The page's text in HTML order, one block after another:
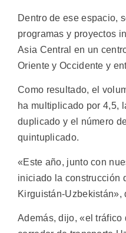
Dentro de ese espacio,
programas y proyectos
Asia Central en un
Oriente y Occidente y
Como resultado, el
ha multiplicado por 4,5,
duplicado y el número
quintuplicado.
«Este año, junto con
iniciado la construcción
Kirguistán-Uzbekistán»,
Además, dijo, «el tráfico